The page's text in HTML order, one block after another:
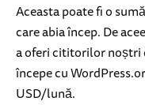
Aceasta poate fi o
care abia încep. De
a oferi cititorilor noștri
începe cu
USD/lună.